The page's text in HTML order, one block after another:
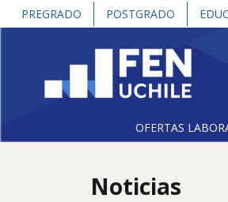
PREGRADO POSTGRADO
OFERTAS
Noticias